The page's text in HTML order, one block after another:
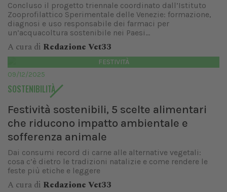
Concluso il progetto triennale coordinato dall’Istituto
Zooprofilattico Sperimentale delle Venezie: formazione,
diagnosi e uso responsabile dei farmaci per
un’acquacoltura sostenibile nei Paesi...
A cura di Redazione Vet33
FESTIVITÀ
09/12/2025
SOSTENIBILITÀ
Festività sostenibili, 5 scelte alimentari
che riducono impatto ambientale e
sofferenza animale
Dai consumi record di carne alle alternative vegetali:
cosa c’è dietro le tradizioni natalizie e come rendere le
feste più etiche e leggere
A cura di Redazione Vet33